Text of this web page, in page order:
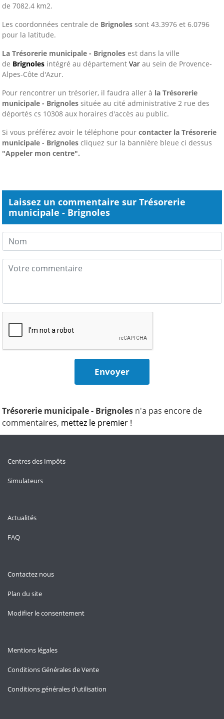
de 7082.4 km2.
Les coordonnées centrale de Brignoles sont 43.3976 et 6.0796
pour la latitude.
La Trésorerie municipale - Brignoles est dans la ville
de Brignoles intégré au département Var au sein de Provence-
Alpes-Côte d'Azur.
Pour rencontrer un trésorier, il faudra aller à la Trésorerie
municipale - Brignoles située au cité administrative 2 rue des
déportés cs 10308 aux horaires d'accès au public.
Si vous préférez avoir le téléphone pour contacter la Trésorerie
municipale - Brignoles cliquez sur la bannière bleue ci dessus
"Appeler mon centre".
Laissez un commentaire sur Trésorerie
municipale - Brignoles
Trésorerie municipale - Brignoles n'a pas encore de
commentaires, mettez le premier !
Centres des Impôts
Simulateurs
Actualités
FAQ
Contactez nous
Plan du site
Modifier le consentement
Mentions légales
Conditions Générales de Vente
Conditions générales d'utilisation